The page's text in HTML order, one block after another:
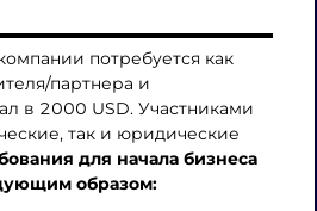
потребуется как
партнера и
в 2000 USD. Участниками
так и юридические
для начала бизнеса
образом: